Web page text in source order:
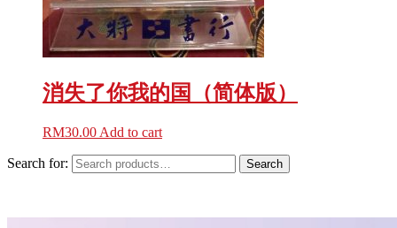
消失了你我的国（简体版）
RM30.00 Add to cart
Search for: Search